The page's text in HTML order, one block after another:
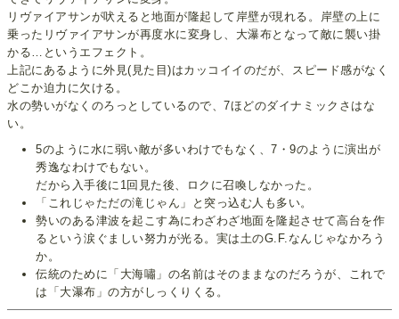
リヴァイアサンが吠えると地面が隆起して岸壁が現れる。岸壁の上に
乗ったリヴァイアサンが再度水に変身し、大瀑布となって敵に襲い掛
かる…というエフェクト。
上記にあるように外見(見た目)はカッコイイのだが、スピード感がなく
どこか迫力に欠ける。
水の勢いがなくのろっとしているので、7ほどのダイナミックさはな
い。
5のように水に弱い敵が多いわけでもなく、7・9のように演出が
秀逸なわけでもない。
だから入手後に1回見た後、ロクに召喚しなかった。
「これじゃただの滝じゃん」と突っ込む人も多い。
勢いのある津波を起こす為にわざわざ地面を隆起させて高台を作
るという涙ぐましい努力が光る。実は土のG.F.なんじゃなかろう
か。
伝統のために「大海嘯」の名前はそのままなのだろうが、これで
は「大瀑布」の方がしっくりくる。